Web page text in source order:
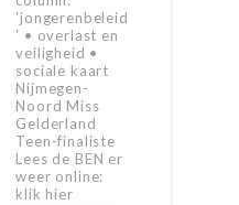
'jongerenbeleid
' • overlast en
veiligheid •
sociale kaart
Nijmegen-
Noord Miss
Gelderland
Teen-finaliste
Lees de BEN er
weer online:
klik hier